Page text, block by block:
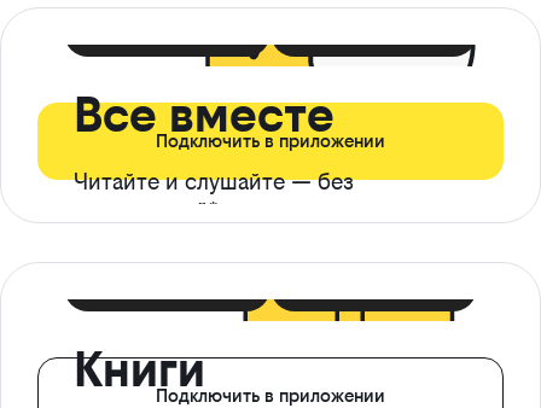
Все вместе
Читайте и слушайте — без
ограничений*
Подключить в приложении
КнигиПодключить в приложении